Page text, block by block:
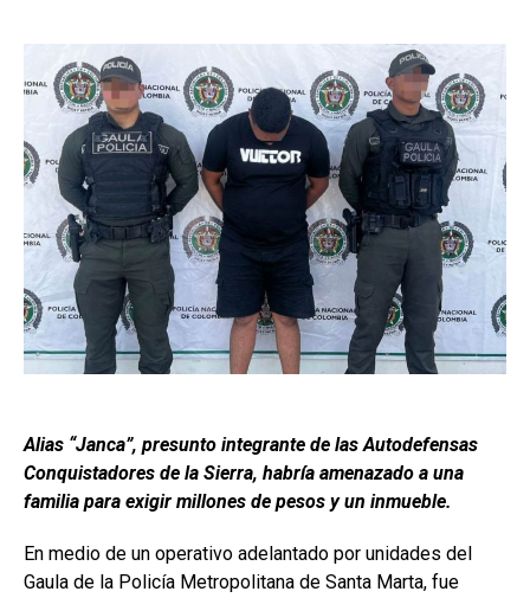
Alias “Janca”, presunto integrante de las Autodefensas
Conquistadores de la Sierra, habría amenazado a una
familia para exigir millones de pesos y un inmueble.
En medio de un operativo adelantado por unidades del
Gaula de la Policía Metropolitana de Santa Marta, fue